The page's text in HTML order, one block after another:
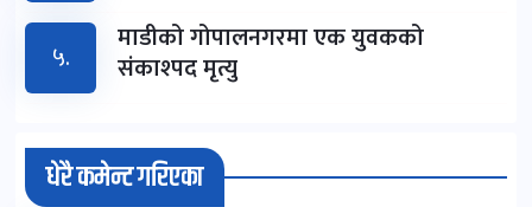
५.
माडीको गोपालनगरमा एक युवकको
संकाश्पद मृत्यु
धेरै कमेन्ट गरिएका